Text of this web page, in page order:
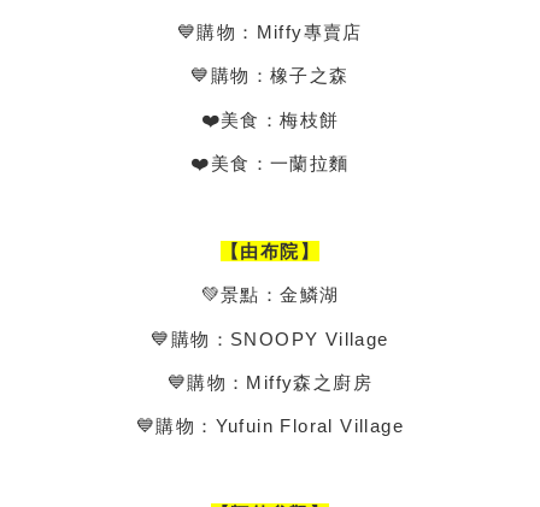
💙購物：Miffy專賣店
💙購物：橡子之森
❤️美食：梅枝餅
❤️美食：一蘭拉麵
【由布院】
💚景點：金鱗湖
💙購物：SNOOPY Village
💙購物：Miffy森之廚房
💙購物：Yufuin Floral Village